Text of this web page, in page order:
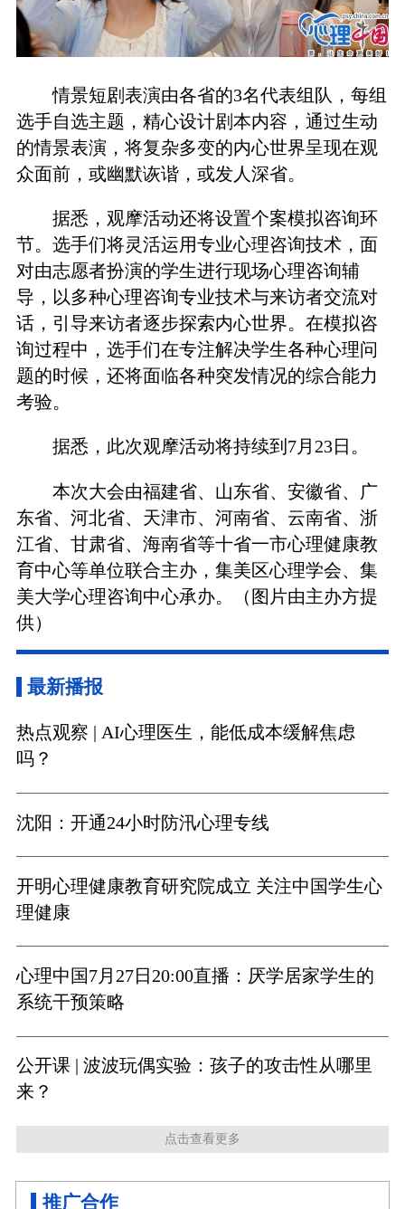
情景短剧表演由各省的3名代表组队，每组
选手自选主题，精心设计剧本内容，通过生动
的情景表演，将复杂多变的内心世界呈现在观
众面前，或幽默诙谐，或发人深省。
据悉，观摩活动还将设置个案模拟咨询环
节。选手们将灵活运用专业心理咨询技术，面
对由志愿者扮演的学生进行现场心理咨询辅
导，以多种心理咨询专业技术与来访者交流对
话，引导来访者逐步探索内心世界。在模拟咨
询过程中，选手们在专注解决学生各种心理问
题的时候，还将面临各种突发情况的综合能力
考验。
据悉，此次观摩活动将持续到7月23日。
本次大会由福建省、山东省、安徽省、广
东省、河北省、天津市、河南省、云南省、浙
江省、甘肃省、海南省等十省一市心理健康教
育中心等单位联合主办，集美区心理学会、集
美大学心理咨询中心承办。（图片由主办方提
供）
最新播报
热点观察 | AI心理医生，能低成本缓解焦虑
吗？
沈阳：开通24小时防汛心理专线
开明心理健康教育研究院成立 关注中国学生心
理健康
心理中国7月27日20:00直播：厌学居家学生的
系统干预策略
公开课 | 波波玩偶实验：孩子的攻击性从哪里
来？
点击查看更多
推广合作